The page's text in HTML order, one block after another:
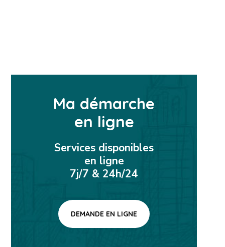
Ma démarche
en ligne
Services disponibles
en ligne
7j/7 & 24h/24
DEMANDE EN LIGNE